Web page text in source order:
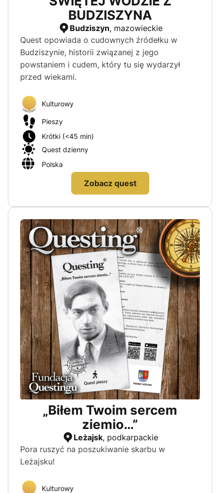
BUDZISZYNA
Budziszyn, mazowieckie
Quest opowiada o cudownych źródełku w
Budziszynie, historii związanej z jego
powstaniem i cudem, który tu się wydarzył
przed wiekami.
Kulturowy
Pieszy
Krótki (<45 min)
Quest dzienny
Polska
Zobacz quest
„Biłem Twoim sercem
ziemio…”
Leżajsk, podkarpackie
Pora ruszyć na poszukiwanie skarbu w
Leżajsku!
Kulturowy